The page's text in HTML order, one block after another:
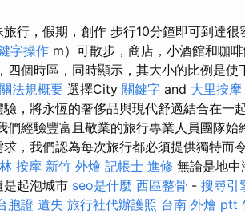
行，假期，創作 步行10分鐘即可到達很
字操作 m）可散步，商店，小酒館和咖
四個時區，同時顯示，其大小的比例是使
法規概要 選擇City 關鍵字 and 大里按摩
，將永恆的奢侈品與現代舒適結合在一
們經驗豐富且敬業的旅行專業人員團隊始
，我們認為每次旅行都必須提供獨特而
按摩 新竹 外燴 記帳士 進修 無論是地中
是起泡城市 seo是什麼 西區整骨 - 搜尋引
胞證 遺失 旅行社代辦護照 台南 外燴 ptt